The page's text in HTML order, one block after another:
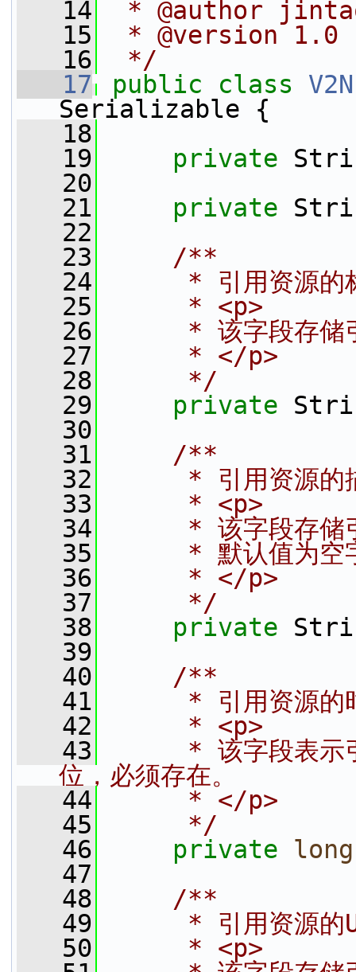
   14
* @author
   15
* @version 1.0
   16
*/
   17
public class
Serializable {
   18
   19
private
   20
   21
private
   22
   23
    /**
   24
* 引用资源的
   25
     * <p>
   26
* 该字段存储
   27
     * </p>
   28
     */
   29
private
   30
   31
    /**
   32
* 引用资源的
   33
     * <p>
   34
* 该字段存储
   35
* 默认值为空
   36
     * </p>
   37
     */
   38
private
   39
   40
    /**
   41
* 引用资源的
   42
     * <p>
   43
* 该字段表示
位，必须存在。
   44
     * </p>
   45
     */
   46
private long
   47
   48
    /**
   49
* 引用资源的
   50
     * <p>